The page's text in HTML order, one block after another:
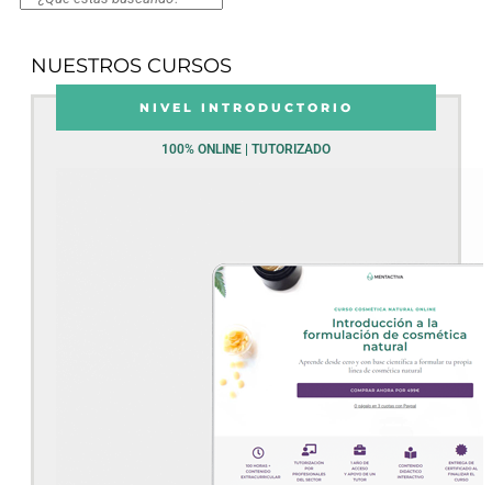
NUESTROS CURSOS
NIVEL INTRODUCTORIO
100% ONLINE | TUTORIZADO